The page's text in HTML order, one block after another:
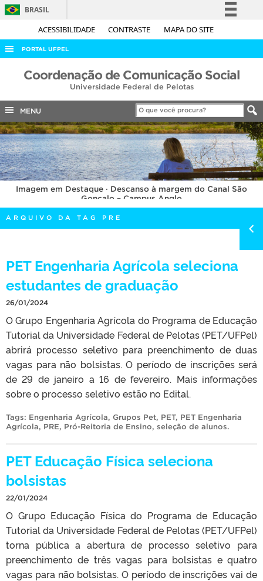
ACESSIBILIDADE CONTRASTE MAPA DO SITE
BRASIL
Simplifique!
Acesso à informação
Legislação
Canais
PORTAL UFPEL
ACESSO À INFORMAÇÃO
COBALTO
CONCURSOS
EDITAIS
INTERNACIONAL
OUVIDORIA
PORTARIAS
TELEFONES
Coordenação de Comunicação Social
Universidade Federal de Pelotas
MENU
Imagem em Destaque · Descanso à margem do Canal São
Gonçalo – Campus Anglo
ARQUIVO DA TAG PRE
PET Engenharia Agrícola seleciona
estudantes de graduação
26/01/2024
O Grupo Engenharia Agrícola do Programa de Educação
Tutorial da Universidade Federal de Pelotas (PET/UFPel)
abrirá processo seletivo para preenchimento de duas
vagas para não bolsistas. O período de inscrições será
de 29 de janeiro a 16 de fevereiro. Mais informações
sobre o processo seletivo estão no Edital.
Tags: Engenharia Agrícola, Grupos Pet, PET, PET Engenharia
Agrícola, PRE, Pró-Reitoria de Ensino, seleção de alunos.
PET Educação Física seleciona
bolsistas
22/01/2024
O Grupo Educação Física do Programa de Educação
Tutorial da Universidade Federal de Pelotas (PET/UFPel)
torna pública a abertura de processo seletivo para
preenchimento de três vagas para bolsistas e quatro
vagas para não bolsistas. O período de inscrições vai de